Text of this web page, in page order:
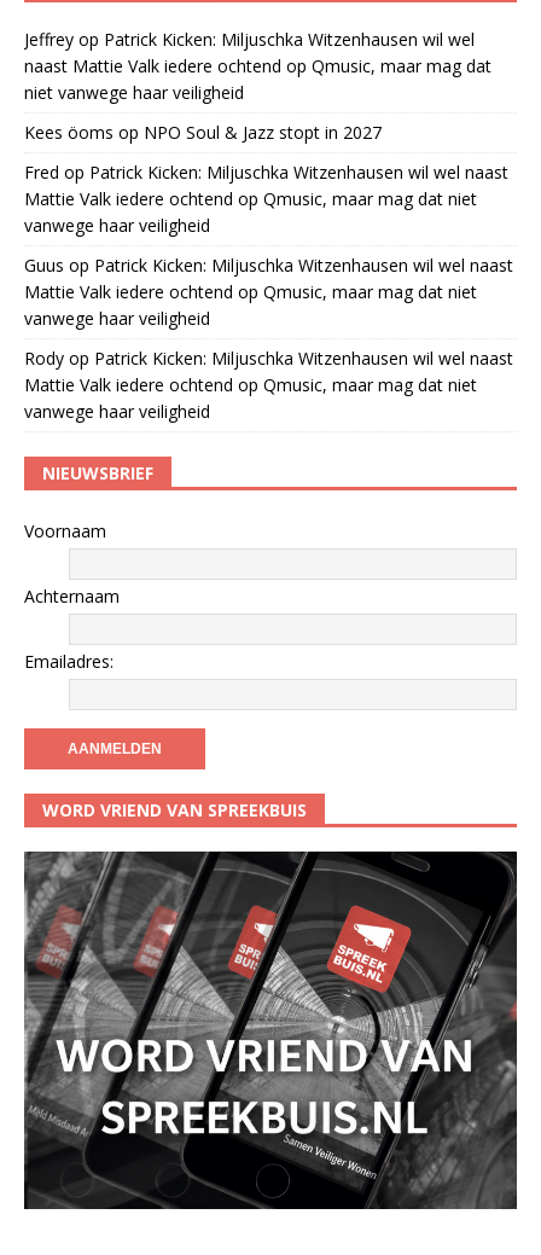
Jeffrey op Patrick Kicken: Miljuschka Witzenhausen wil wel
naast Mattie Valk iedere ochtend op Qmusic, maar mag dat
niet vanwege haar veiligheid
Kees öoms op NPO Soul & Jazz stopt in 2027
Fred op Patrick Kicken: Miljuschka Witzenhausen wil wel naast
Mattie Valk iedere ochtend op Qmusic, maar mag dat niet
vanwege haar veiligheid
Guus op Patrick Kicken: Miljuschka Witzenhausen wil wel naast
Mattie Valk iedere ochtend op Qmusic, maar mag dat niet
vanwege haar veiligheid
Rody op Patrick Kicken: Miljuschka Witzenhausen wil wel naast
Mattie Valk iedere ochtend op Qmusic, maar mag dat niet
vanwege haar veiligheid
NIEUWSBRIEF
Voornaam
Achternaam
Emailadres:
WORD VRIEND VAN SPREEKBUIS